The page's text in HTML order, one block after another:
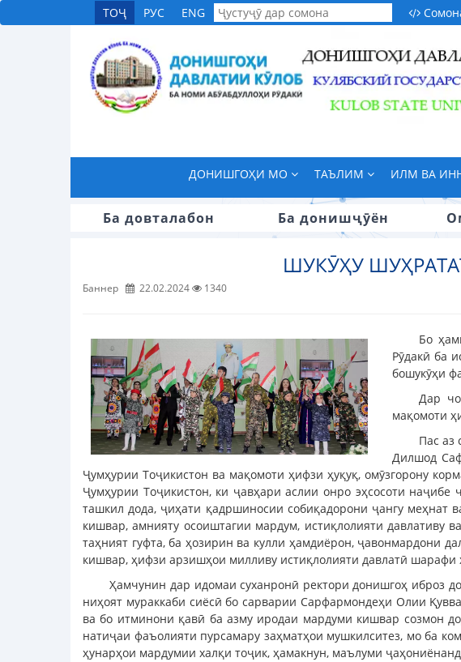
ТОҶ РУС ENG
ДОНИШГОҲИ МО ТАЪЛИМ ИЛМ ВА
Ба довталабон Ба донишҷӯён
ШУКӮҲУ
Баннер 22.02.2024 1340
Бо
Рӯдакӣ ба
бошукӯҳи
Дар
мақомоти
Пас аз
Дилшод
Ҷумҳурии Тоҷикистон ва мақомоти ҳифзи ҳуқуқ, омӯзгорону
Ҷумҳурии Тоҷикистон, ки ҷавҳари аслии онро эҳсосоти
ташкил дода, ҷиҳати қадршиносии собиқадорони ҷангу меҳнат
кишвар, амнияту осоиштагии мардум, истиқлолияти давлативу
таҳният гуфта, ба ҳозирин ва кулли ҳамдиёрон, ҷавонмардони
кишвар, ҳифзи арзишҳои милливу истиқлолияти давлатӣ
Ҳамчунин дар идомаи суханронӣ ректори донишгоҳ иброз
ниҳоят мураккаби сиёсӣ бо сарварии Сарфармондеҳи Олии
ва бо итминони қавӣ ба азму иродаи мардуми кишвар созмон
натиҷаи фаъолияти пурсамару заҳматҳои мушкилситез, мо ба
ҳунарҳои мардумии халқи тоҷик, ҳамакнун, маълуми